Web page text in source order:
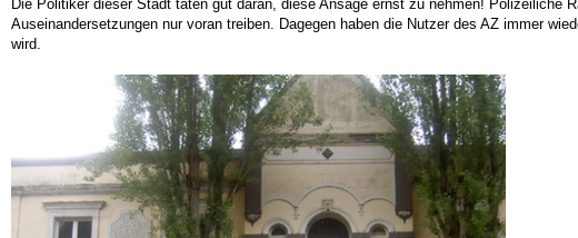
Die Politiker dieser Stadt täten gut daran, diese Ansage ernst zu nehmen!
Auseinandersetzungen nur voran treiben. Dagegen haben die Nutzer des AZ immer
wird.